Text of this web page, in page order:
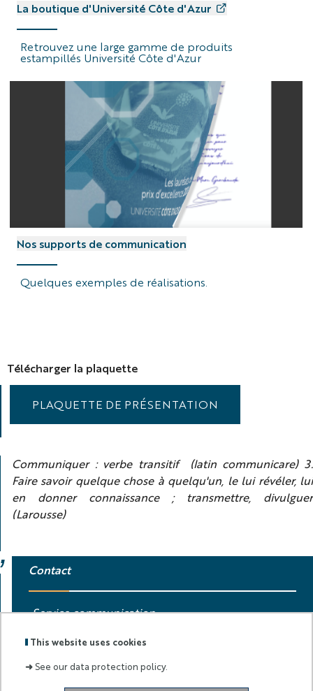
This website uses cookies
➜See our data protection policy.
La boutique d'Université Côte d'Azur
Retrouvez une large gamme de produits
estampillés Université Côte d'Azur
support
de
com
Nos supports de communication
Quelques exemples de réalisations.
Télécharger la plaquette
PLAQUETTE DE PRÉSENTATION
Communiquer : verbe transitif (latin communicare) 3.
Faire savoir quelque chose à quelqu'un, le lui révéler, lui
en donner connaissance ; transmettre, divulguer
(Larousse)
Contact
Service communication